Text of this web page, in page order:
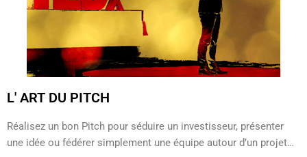
L' ART DU PITCH
Réalisez un bon Pitch pour séduire un investisseur, présenter
une idée ou fédérer simplement une équipe autour d’un projet…